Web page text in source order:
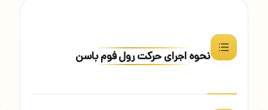
نحوه اجرای حرکت رول فوم باسن